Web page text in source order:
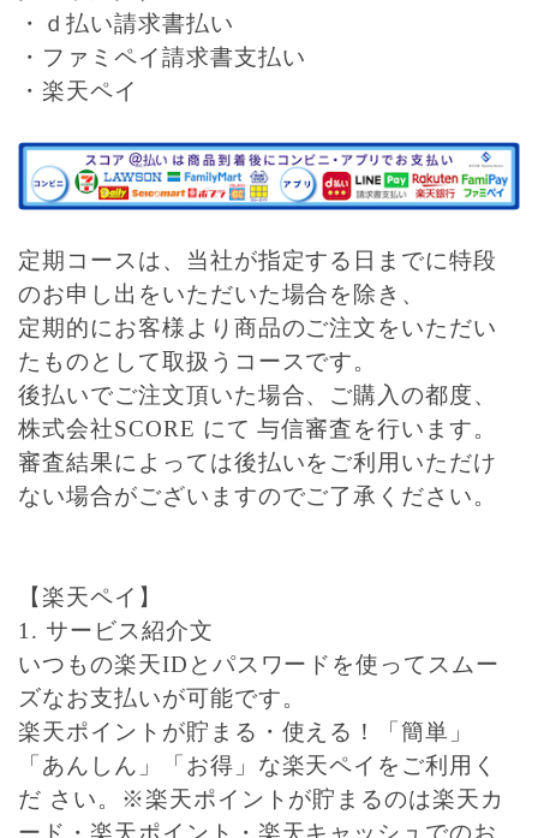
・ｄ払い請求書払い
・ファミペイ請求書支払い
・楽天ペイ
定期コースは、当社が指定する日までに特段
のお申し出をいただいた場合を除き、
定期的にお客様より商品のご注文をいただい
たものとして取扱うコースです。
後払いでご注文頂いた場合、ご購入の都度、
株式会社SCORE にて 与信審査を行います。
審査結果によっては後払いをご利用いただけ
ない場合がございますのでご了承ください。
【楽天ペイ】
1. サービス紹介文
いつもの楽天IDとパスワードを使ってスムー
ズなお支払いが可能です。
楽天ポイントが貯まる・使える！「簡単」
「あんしん」「お得」な楽天ペイをご利用く
だ さい。※楽天ポイントが貯まるのは楽天カ
ード・楽天ポイント・楽天キャッシュでのお